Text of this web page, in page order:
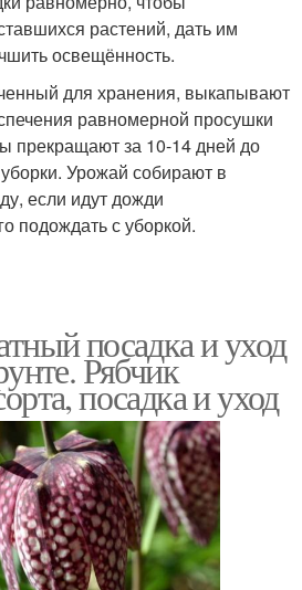
растений, дать им
освещённость.
для хранения, выкапывают
равномерной просушки
прекращают за 10-14 дней до
Урожай собирают в
если идут дожди
подождать с уборкой.
посадка и уход
Рябчик
посадка и уход